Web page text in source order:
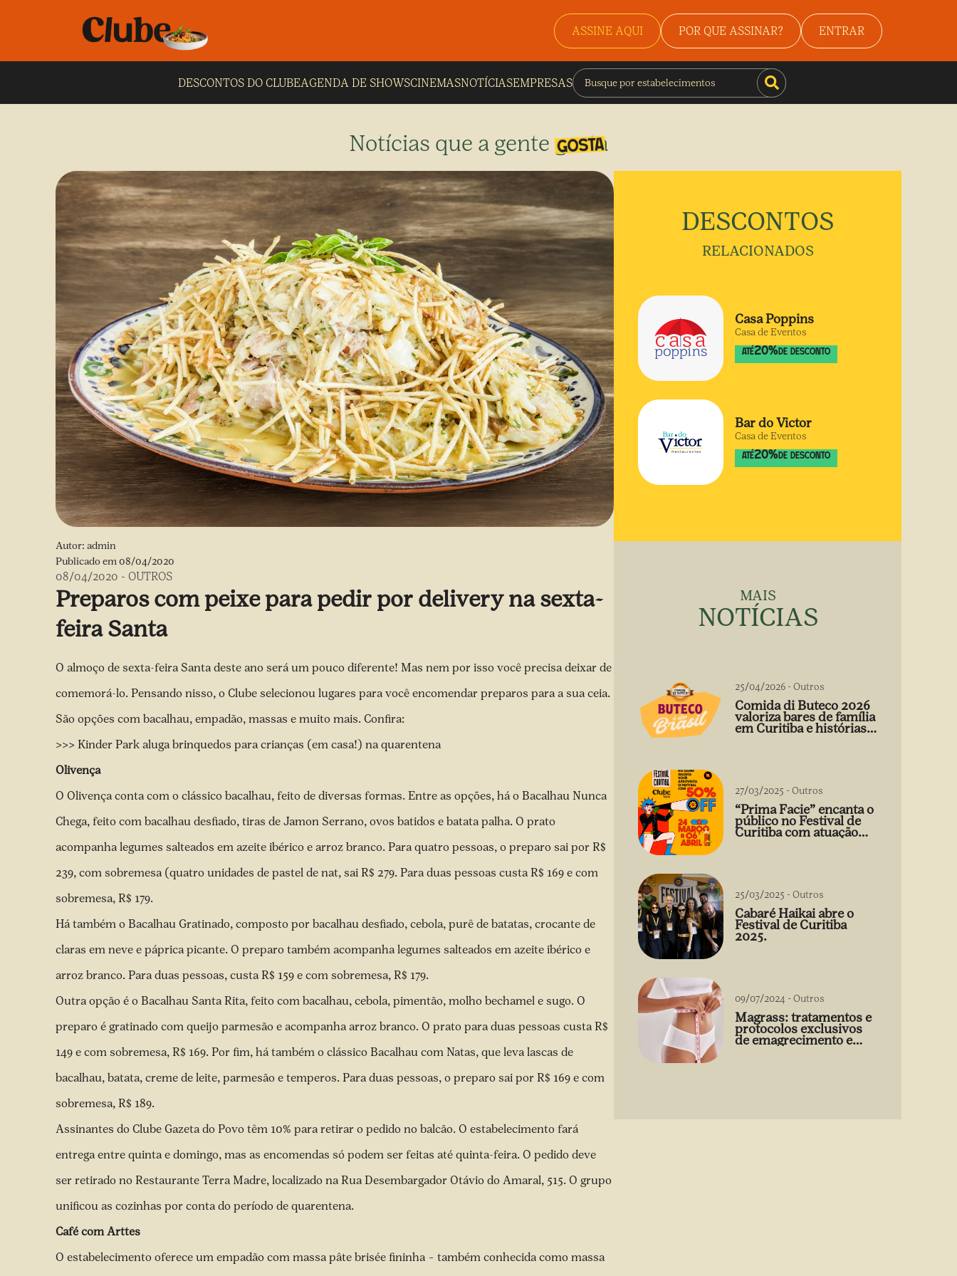
ASSINE AQUI POR QUE ASSINAR? ENTRAR
DESCONTOS DO CLUBEAGENDA DE SHOWSCINEMASNOTÍCIASEMPRESAS
Notícias que a gente gosta
Autor: admin
Publicado em08/04/2020
08/04/2020 - OUTROS
Preparos com peixe para pedir por delivery na sexta-
feira Santa
O almoço de sexta-feira Santa deste ano será um pouco diferente! Mas nem por isso você precisa deixar de
comemorá-lo. Pensando nisso, o Clube selecionou lugares para você encomendar preparos para a sua ceia.
São opções com bacalhau, empadão, massas e muito mais. Confira:
>>> Kinder Park aluga brinquedos para crianças (em casa!) na quarentena
Olivença
O Olivença conta com o clássico bacalhau, feito de diversas formas. Entre as opções, há o Bacalhau Nunca
Chega, feito com bacalhau desfiado, tiras de Jamon Serrano, ovos batidos e batata palha. O prato
acompanha legumes salteados em azeite ibérico e arroz branco. Para quatro pessoas, o preparo sai por R$
239, com sobremesa (quatro unidades de pastel de nat, sai R$ 279. Para duas pessoas custa R$ 169 e com
sobremesa, R$ 179.
Há também o Bacalhau Gratinado, composto por bacalhau desfiado, cebola, purê de batatas, crocante de
claras em neve e páprica picante. O preparo também acompanha legumes salteados em azeite ibérico e
arroz branco. Para duas pessoas, custa R$ 159 e com sobremesa, R$ 179.
Outra opção é o Bacalhau Santa Rita, feito com bacalhau, cebola, pimentão, molho bechamel e sugo. O
preparo é gratinado com queijo parmesão e acompanha arroz branco. O prato para duas pessoas custa R$
149 e com sobremesa, R$ 169. Por fim, há também o clássico Bacalhau com Natas, que leva lascas de
bacalhau, batata, creme de leite, parmesão e temperos. Para duas pessoas, o preparo sai por R$ 169 e com
sobremesa, R$ 189.
Assinantes do Clube Gazeta do Povo têm 10% para retirar o pedido no balcão. O estabelecimento fará
entrega entre quinta e domingo, mas as encomendas só podem ser feitas até quinta-feira. O pedido deve
ser retirado no Restaurante Terra Madre, localizado na Rua Desembargador Otávio do Amaral, 515. O grupo
unificou as cozinhas por conta do período de quarentena.
Café com Arttes
O estabelecimento oferece um empadão com massa pâte brisée fininha – também conhecida como massa
DESCONTOS
RELACIONADOS
Casa Poppins
Casa de Eventos
ATÉ20%DE DESCONTO
Bar do Victor
Casa de Eventos
ATÉ20%DE DESCONTO
MAIS
NOTÍCIAS
25/04/2026 -Outros
Comida di Buteco 2026
valoriza bares de família
em Curitiba e histórias
27/03/2025 -Outros
“Prima Facie” encanta o
público no Festival de
Curitiba com atuação
arrebatadora de Débora
25/03/2025 -Outros
Cabaré Haikai abre o
Festival de Curitiba
2025.
09/07/2024 -Outros
Magrass: tratamentos e
protocolos exclusivos
de emagrecimento e
estética sem uso de